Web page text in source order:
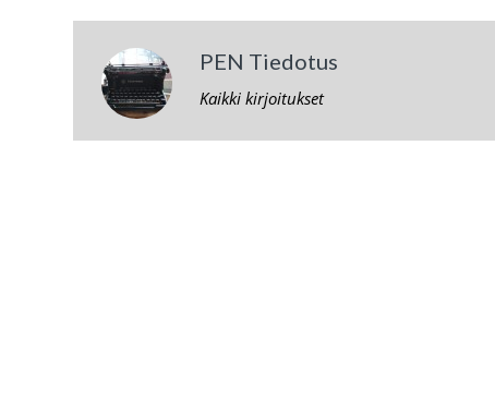
PEN Tiedotus
Kaikki kirjoitukset